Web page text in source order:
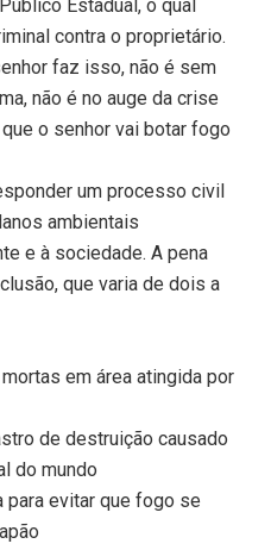
Estadual, o qual
contra o proprietário.
faz isso, não é sem
não é no auge da crise
o senhor vai botar fogo
um processo civil
ambientais
e à sociedade. A pena
que varia de dois a
em área atingida por
de destruição causado
do mundo
para evitar que fogo se